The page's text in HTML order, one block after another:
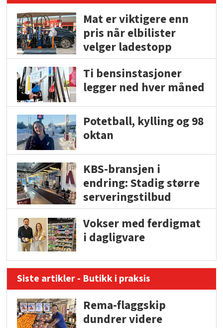
Mat er viktigere enn
pris når elbilister
velger ladestopp
Ti bensinstasjoner
legger ned hver måned
Potetball, kylling og 98
oktan
KBS-bransjen i
endring: Stadig større
serveringstilbud
Vokser med ferdigmat
i dagligvare
Siste artikler - Butikk i praksis
Rema-flaggskip
dundrer videre